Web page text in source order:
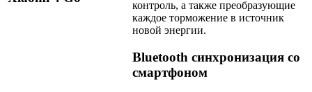
контроль, а также преобразующие
каждое торможение в источник
новой энергии.
Bluetooth синхронизация со
смартфоном